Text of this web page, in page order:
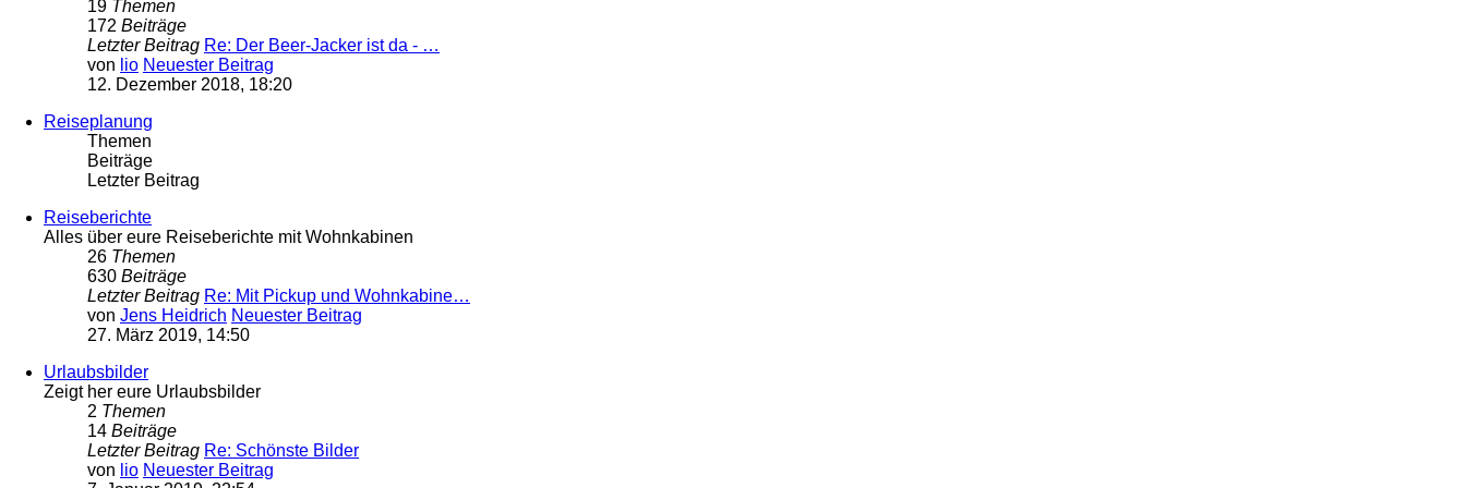
19 Themen
172 Beiträge
Letzter Beitrag Re: Der Beer-Jacker ist da - …
von lio Neuester Beitrag
12. Dezember 2018, 18:20
Reiseplanung
Themen
Beiträge
Letzter Beitrag
Reiseberichte
Alles über eure Reiseberichte mit Wohnkabinen
26 Themen
630 Beiträge
Letzter Beitrag Re: Mit Pickup und Wohnkabine…
von Jens Heidrich Neuester Beitrag
27. März 2019, 14:50
Urlaubsbilder
Zeigt her eure Urlaubsbilder
2 Themen
14 Beiträge
Letzter Beitrag Re: Schönste Bilder
von lio Neuester Beitrag